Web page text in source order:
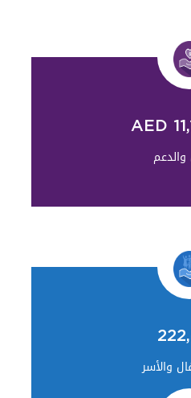
AED
والدعم
والأسر